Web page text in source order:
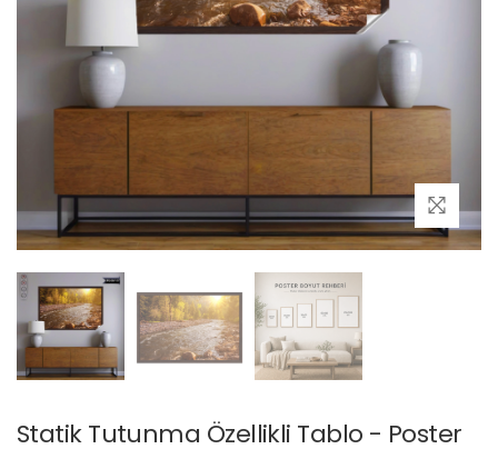
Statik Tutunma Özellikli Tablo - Poster